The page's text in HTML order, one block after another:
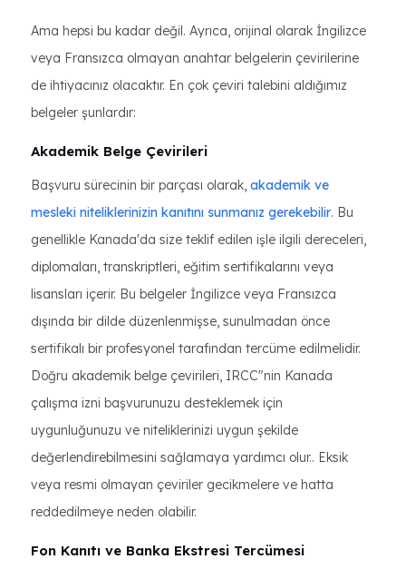
Ama hepsi bu kadar değil. Ayrıca, orijinal olarak İngilizce
veya Fransızca olmayan anahtar belgelerin çevirilerine
de ihtiyacınız olacaktır. En çok çeviri talebini aldığımız
belgeler şunlardır:
Akademik Belge Çevirileri
Başvuru sürecinin bir parçası olarak, akademik ve
mesleki niteliklerinizin kanıtını sunmanız gerekebilir. Bu
genellikle Kanada'da size teklif edilen işle ilgili dereceleri,
diplomaları, transkriptleri, eğitim sertifikalarını veya
lisansları içerir. Bu belgeler İngilizce veya Fransızca
dışında bir dilde düzenlenmişse, sunulmadan önce
sertifikalı bir profesyonel tarafından tercüme edilmelidir.
Doğru akademik belge çevirileri, IRCC"nin Kanada
çalışma izni başvurunuzu desteklemek için
uygunluğunuzu ve niteliklerinizi uygun şekilde
değerlendirebilmesini sağlamaya yardımcı olur.. Eksik
veya resmi olmayan çeviriler gecikmelere ve hatta
reddedilmeye neden olabilir.
Fon Kanıtı ve Banka Ekstresi Tercümesi